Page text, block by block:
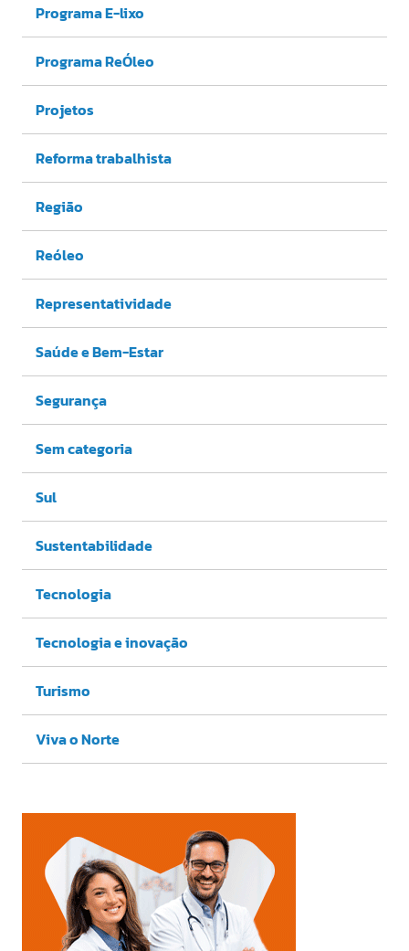
Programa E-lixo
Programa ReÓleo
Projetos
Reforma trabalhista
Região
Reóleo
Representatividade
Saúde e Bem-Estar
Segurança
Sem categoria
Sul
Sustentabilidade
Tecnologia
Tecnologia e inovação
Turismo
Viva o Norte